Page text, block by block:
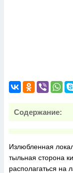
Содержание:
Излюбленная
тыльная сторона
располагаться на